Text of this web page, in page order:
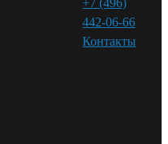
442-06-66
Контакты⁠